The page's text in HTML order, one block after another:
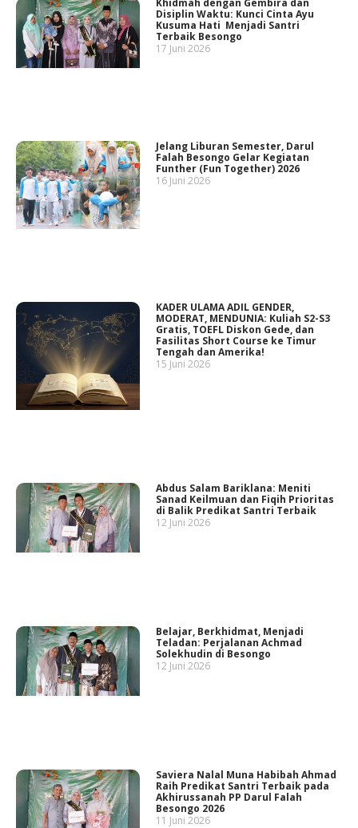
Khidmah dengan Gembira dan
Disiplin Waktu: Kunci Cinta Ayu
Kusuma Hati Menjadi Santri
Terbaik Besongo
17 Juni 2026
Jelang Liburan Semester, Darul
Falah Besongo Gelar Kegiatan
Funther (Fun Together) 2026
16 Juni 2026
KADER ULAMA ADIL GENDER,
MODERAT, MENDUNIA: Kuliah S2-S3
Gratis, TOEFL Diskon Gede, dan
Fasilitas Short Course ke Timur
Tengah dan Amerika!
15 Juni 2026
Abdus Salam Bariklana: Meniti
Sanad Keilmuan dan Fiqih Prioritas
di Balik Predikat Santri Terbaik
12 Juni 2026
Belajar, Berkhidmat, Menjadi
Teladan: Perjalanan Achmad
Solekhudin di Besongo
12 Juni 2026
Saviera Nalal Muna Habibah Ahmad
Raih Predikat Santri Terbaik pada
Akhirussanah PP Darul Falah
Besongo 2026
11 Juni 2026